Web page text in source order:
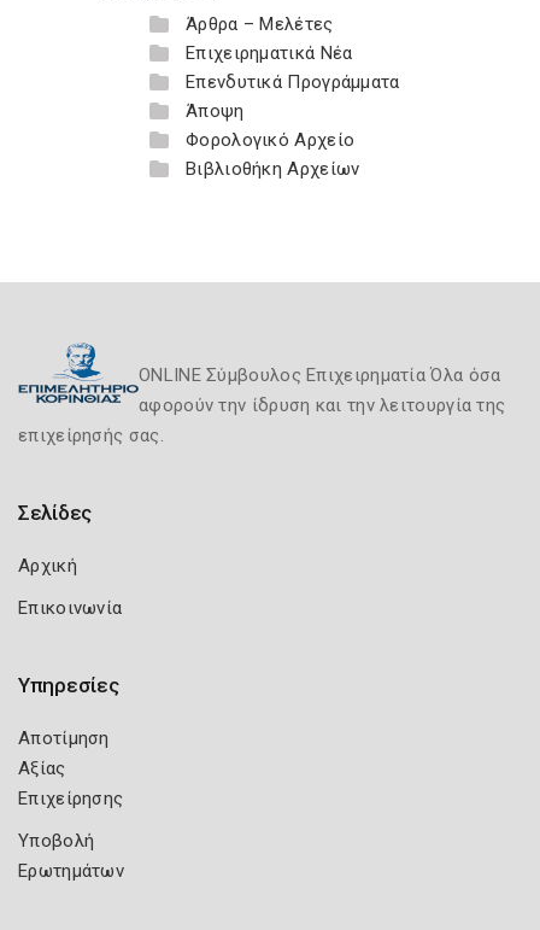
Άρθρα – Μελέτες
Επιχειρηματικά Νέα
Επενδυτικά Προγράμματα
Άποψη
Φορολογικό Αρχείο
Βιβλιοθήκη Αρχείων
ONLINE Σύμβουλος Επιχειρηματία Όλα όσα
αφορούν την ίδρυση και την λειτουργία της
επιχείρησής σας.
Σελίδες
Αρχική
Επικοινωνία
Υπηρεσίες
Αποτίμηση
Αξίας
Επιχείρησης
Υποβολή
Ερωτημάτων